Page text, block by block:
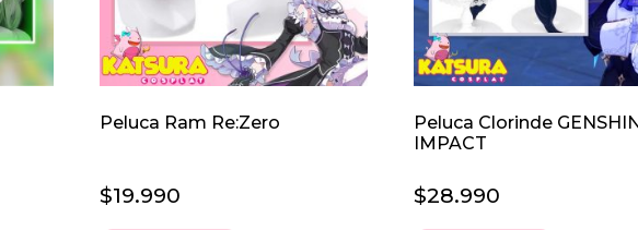
Peluca Ram Re:Zero
$19.990
Peluca Clorinde
IMPACT
$28.990